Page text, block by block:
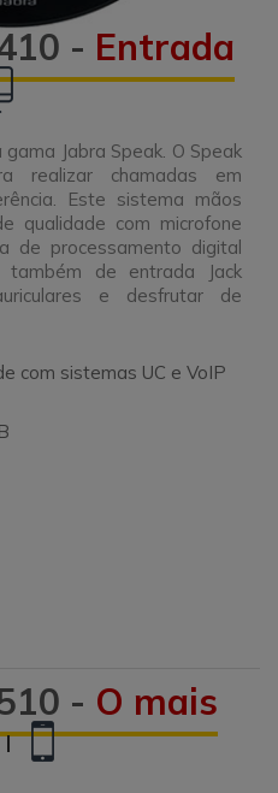
- Entrada
Jabra Speak. O Speak
realizar chamadas em
Este sistema mãos
qualidade com microfone
de processamento digital
também de entrada Jack
e desfrutar de
com sistemas UC e VoIP
- O mais